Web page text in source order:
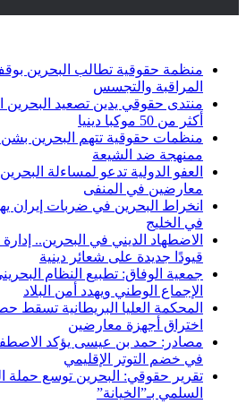
منظمة حقوقية تطالب البحرين
المراقبة والتجسس
منتدى حقوقي يدين تصعيد البحرين
أكثر من 50 موكبا دينيا
منظمات حقوقية تتهم البحرين
ممنهجة ضد الشيعة
العفو الدولية تدعو لمساءلة
معارضين في المنفى
انخراط البحرين في ضربات إيران
في الخليج
الاضطهاد الديني في البحرين..
قيودًا جديدة على شعائر دينية
جمعية الوفاق: تطبيع النظام
الإجماع الوطني ويهدد أمن البلاد
المحكمة العليا البريطانية تسقط
اختراق أجهزة معارضين
مصادر: حمد بن عيسى يؤكد
في خضم التوتر الإقليمي
تقرير حقوقي: البحرين توسع حملة
السلمي بـ”الخيانة”